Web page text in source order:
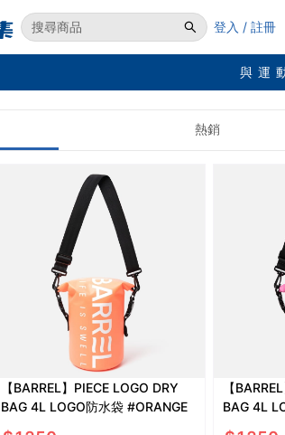
登入 / 註冊
與運
熱銷
【BARREL】PIECE LOGO DRY
BAG 4L LOGO防水袋 #ORANGE
【
BAG 4L